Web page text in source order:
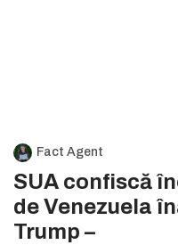
Fact Agent
SUA confiscă
de Venezuela
Trump –